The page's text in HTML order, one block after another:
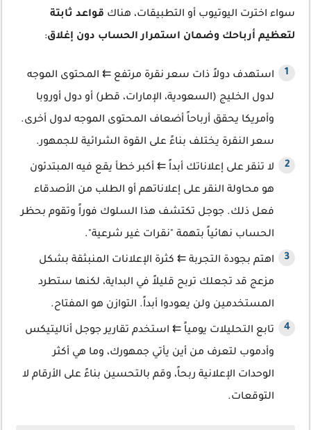
سواء اخترت اليوتيوب أو التطبيقات، هناك قواعد ثابتة
لتعظيم أرباحك وضمان استمرار الحساب دون إغلاق:
استهدف دولاً ذات سعر نقرة مرتفع ⇇ المحتوى الموجه
لدول الخليج (السعودية، الإمارات، قطر) أو دول أوروبا
وأمريكا يحقق أرباحاً أضعاف المحتوى الموجه لدول أخرى.
سعر النقرة يختلف بناءً على القوة الشرائية للجمهور.
لا تنقر على إعلاناتك أبداً ⇇ أكبر خطأ يقع فيه المبتدئون
هو محاولة النقر على إعلاناتهم أو الطلب من الأصدقاء
فعل ذلك. جوجل تكتشف هذا السلوك فوراً وتقوم بحظر
الحساب نهائياً بتهمة "نقرات غير شرعية".
اهتم بجودة التجربة ⇇ كثرة الإعلانات المنبثقة بشكل
مزعج قد تجعلك تربح قليلاً في البداية، لكنها ستطرد
المستخدمين ولن يعودوا أبداً. التوازن هو المفتاح.
تابع التحليلات يومياً ⇇ استخدم تقارير جوجل أناليتيكس
وأدموب لتعرف من أين يأتي جمهورك، وما هي أكثر
الوحدات الإعلانية ربحاً، وقم بالتحسين بناءً على الأرقام لا
التوقعات.